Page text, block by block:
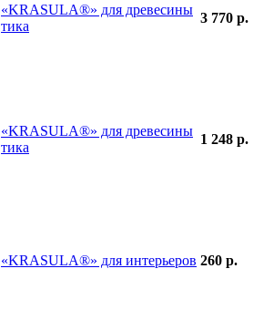
«KRASULA®» для древесины
тика
3 770 р.
«KRASULA®» для древесины
тика
1 248 р.
«KRASULA®» для интерьеров 260 р.